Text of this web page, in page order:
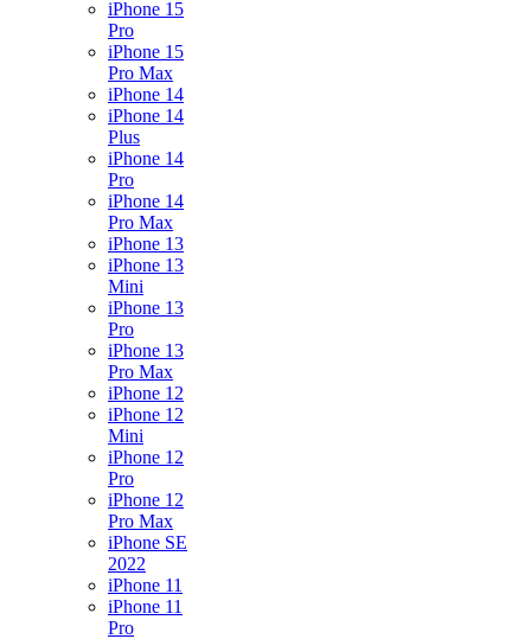
iPhone 15
Pro
iPhone 15
Pro Max
iPhone 14
iPhone 14
Plus
iPhone 14
Pro
iPhone 14
Pro Max
iPhone 13
iPhone 13
Mini
iPhone 13
Pro
iPhone 13
Pro Max
iPhone 12
iPhone 12
Mini
iPhone 12
Pro
iPhone 12
Pro Max
iPhone SE
2022
iPhone 11
iPhone 11
Pro